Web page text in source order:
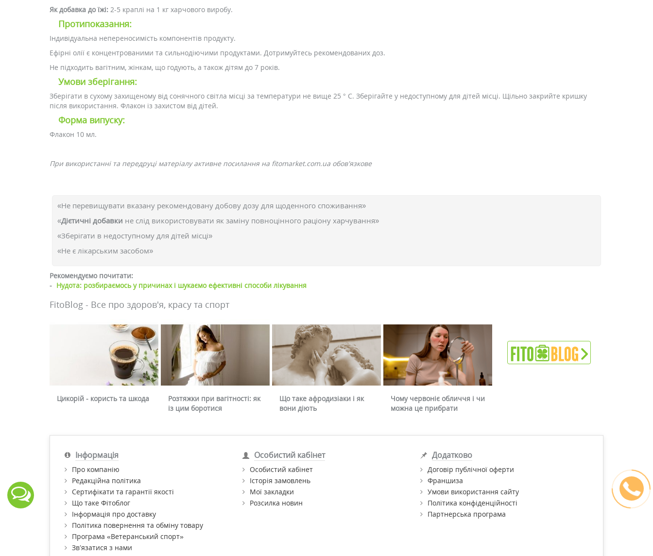
Як добавка до їжі: 2-5 краплі на 1 кг харчового виробу.
Протипоказання:
Індивідуальна непереносимість компонентів продукту.
Ефірні олії є концентрованими та сильнодіючими продуктами. Дотримуйтесь рекомендованих доз.
Не підходить вагітним, жінкам, що годують, а також дітям до 7 років.
Умови зберігання:
Зберігати в сухому захищеному від сонячного світла місці за температури не вище 25 ° С. Зберігайте у недоступному для дітей місці. Щільно закрийте кришку
після використання. Флакон із захистом від дітей.
Форма випуску:
Флакон 10 мл.
При використанні та передруці матеріалу активне посилання на fitomarket.com.ua обов'язкове
«Не перевищувати вказану рекомендовану добову дозу для щоденного споживання»
«Дієтичні добавки не слід використовувати як заміну повноцінного раціону харчування»
«Зберігати в недоступному для дітей місці»
«Не є лікарським засобом»
Рекомендуємо почитати:
- Нудота: розбираємось у причинах і шукаємо ефективні способи лікування
FitoBlog - Все про здоров'я, красу та спорт
Цикорій - користь та шкода
Розтяжки при вагітності: як
із цим боротися
Що таке афродизіаки і як
вони діють
Чому червоніє обличчя і чи
можна це прибрати
Інформація
Про компанію
Редакційна політика
Сертифікати та гарантії якості
Що таке Фітоблог
Інформація про доставку
Політика повернення та обміну товару
Програма «Ветеранський спорт»
Зв’язатися з нами
Особистий кабінет
Особистий кабінет
Історія замовлень
Мої закладки
Розсилка новин
Додатково
Договір публічної оферти
Франшиза
Умови використання сайту
Політика конфіденційності
Партнерська програма